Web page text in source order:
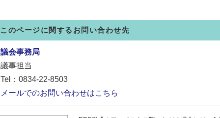
このページに関するお問い合わせ先
議会事務局
議事担当
Tel：0834-22-8503
メールでのお問い合わせはこちら